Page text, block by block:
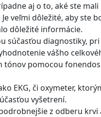
aj o to, aké ste
veľmi dôležité, aby ste
dôležité informácie.
súčasťou diagnostiky,
vášho
tónov pomocou
EKG, či oxymeter,
vyšetrení.
z odberu krvi